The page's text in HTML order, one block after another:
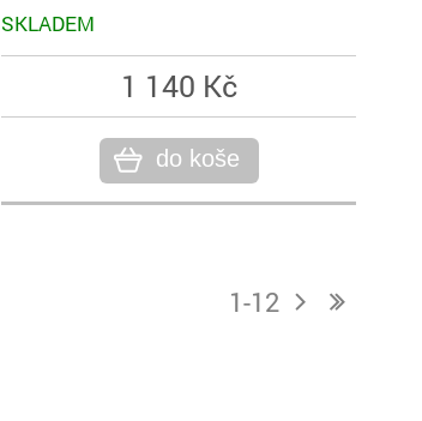
SKLADEM
1 140 Kč
do koše
1-12 j n